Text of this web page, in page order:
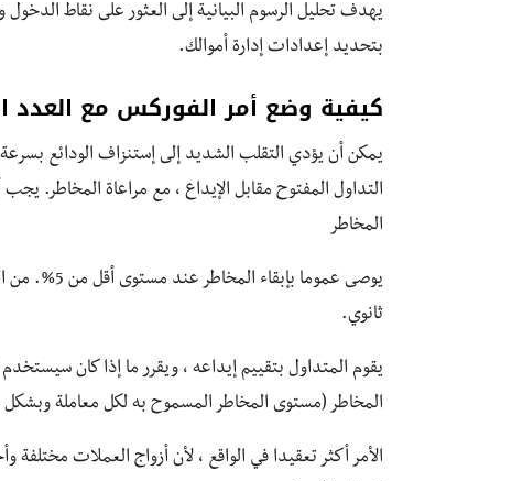
يهدف تحليل الرسوم البيانية إلى العثور على نقاط
بتحديد إعدادات إدارة أموالك.
كيفية وضع أمر الفوركس مع العدد
يمكن أن يؤدي التقلب الشديد إلى إستنزاف الودائع
التداول المفتوح مقابل الإيداع ، مع مراعاة المخاطر.
المخاطر
ثانوي.
يقوم المتداول بتقييم إيداعه ، ويقرر ما إذا كان
المخاطر (مستوى المخاطر المسموح به لكل معاملة
الأمر أكثر تعقيدا في الواقع ، لأن أزواج العملات